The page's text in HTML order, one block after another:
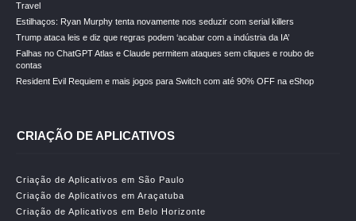
Travel
Estilhaços: Ryan Murphy tenta novamente nos seduzir com serial killers
Trump ataca leis e diz que regras podem ‘acabar com a indústria da IA’
Falhas no ChatGPT Atlas e Claude permitem ataques sem cliques e roubo de
contas
Resident Evil Requiem e mais jogos para Switch com até 90% OFF na eShop
CRIAÇÃO DE APLICATIVOS
Criação de Aplicativos em São Paulo
Criação de Aplicativos em Araçatuba
Criação de Aplicativos em Belo Horizonte